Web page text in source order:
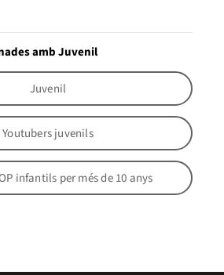
amb Juvenil
Juvenil
Youtubers juvenils
infantils per més de 10 anys